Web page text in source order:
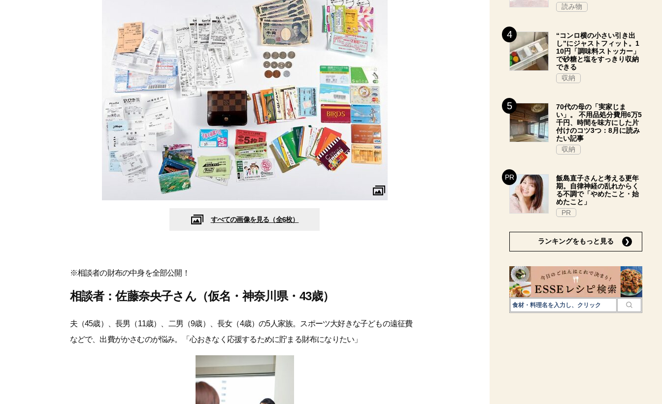
すべての画像を見る（全6枚）
※相談者の財布の中身を全部公開！
相談者：佐藤奈央子さん（仮名・神奈川県・43歳）
夫（45歳）、長男（11歳）、二男（9歳）、長女（4歳）の5人家族。スポーツ大好きな子どもの遠征費
などで、出費がかさむのが悩み。「心おきなく応援するために貯まる財布になりたい」
読み物
“コンロ横の小さい引き出
し”にジャストフィット。1
10円「調味料ストッカー」
で砂糖と塩をすっきり収納
できる
収納
70代の母の「実家じま
い」。 不用品処分費用6万5
千円、時間を味方にした片
付けのコツ3つ：8月に読み
たい記事
収納
飯島直子さんと考える更年
期。自律神経の乱れからく
る不調で「やめたこと・始
めたこと」
PR
ランキングをもっと見る